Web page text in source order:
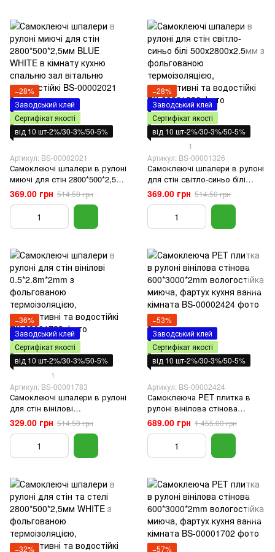
−28%
Заводський клей
Сертифікат якості
від 10 шт-2%/30-3%/50-5%
Артикул: BS-00002021
Самоклеючі шпалери в рулоні
миючі для стін 2800*500*2,5мм
BLUE WHITE в кімнату кухню
спальню зал вітальню
вологостійкі
369.00 грн 514.50 грн
−28%
Заводський клей
Сертифікат якості
від 10 шт-2%/30-3%/50-5%
1
Артикул: BS-00001326
Самоклеючі шпалери в рулоні
для стін світло-синьо білі
500х2800х2.5мм з
фольгованою
термоізоляцією, декоративні
та водостійкі
369.00 грн 514.50 грн
−36%
Заводський клей
Сертифікат якості
від 10 шт-2%/30-3%/50-5%
1
Артикул: BS-00001783
Самоклеючі шпалери в рулоні
для стін вінілові
0.5*2.8m*2mm з фольгованою
термоізоляцією, декоративні
та водостійкі
329.00 грн 514.50 грн
−53%
Заводський клей
Сертифікат якості
від 10 шт-2%/30-3%/50-5%
Артикул: BS-00002424
Самоклеюча PET плитка в
рулоні вінілова стінова
600*3000*2mm вологостійка
миюча, фартух кухня ванна
689.00 грн 1 455.00 грн
−32%
−57%